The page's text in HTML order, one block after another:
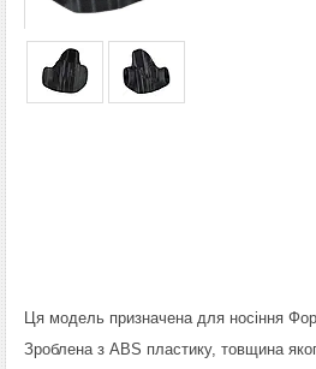
Ця модель призначена для носіння
Зроблена з ABS пластику, товщина